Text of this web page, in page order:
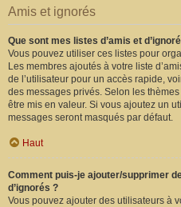
Amis et ignorés
Que sont mes listes d’amis et
Vous pouvez utiliser ces listes pour
Les membres ajoutés à votre liste
de l’utilisateur pour un accès rapide,
des messages privés. Selon les
être mis en valeur. Si vous ajoutez un
messages seront masqués par défaut.
Haut
Comment puis-je ajouter/supprimer
d’ignorés ?
Vous pouvez ajouter des utilisateurs à